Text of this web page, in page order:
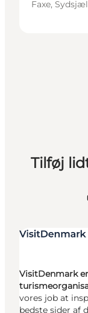
Faxe,
Tilføj
VisitDenmark
vores job at
bedste sider af